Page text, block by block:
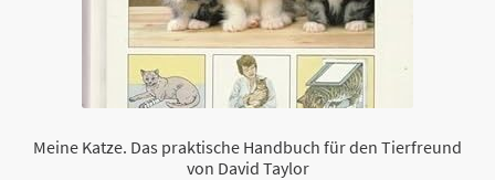
Meine Katze. Das praktische Handbuch für den Tierfreund
von David Taylor